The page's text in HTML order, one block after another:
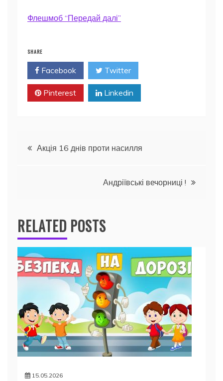
Флешмоб “Передай далі”
SHARE
Facebook Twitter
Pinterest Linkedin
Навігація
Акція 16 днів проти насилля
Андріївські вечорниці !
RELATED POSTS
15.05.2026